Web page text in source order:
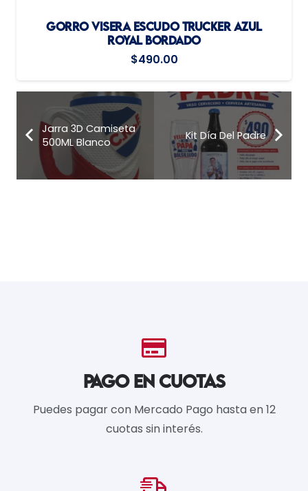
GORRO VISERA ESCUDO TRUCKER AZUL
ROYAL BORDADO
$490.00
Jarra 3D Camiseta
500ML Blanco
Kit Día Del Padre
PAGO EN CUOTAS
Puedes pagar con Mercado Pago hasta en 12
cuotas sin interés.